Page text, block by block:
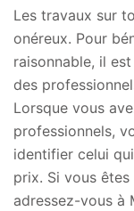
Les travaux sur
onéreux. Pour
raisonnable, il
des
Lorsque vous
professionnels,
identifier celui
prix. Si vous
adressez-vous à